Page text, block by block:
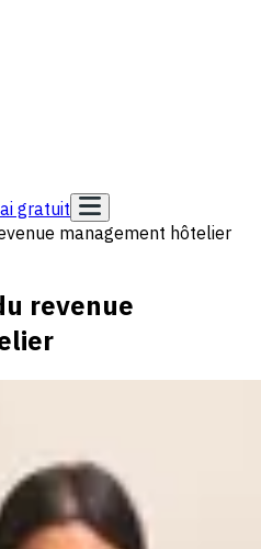
gratuit
management hôtelier
revenue